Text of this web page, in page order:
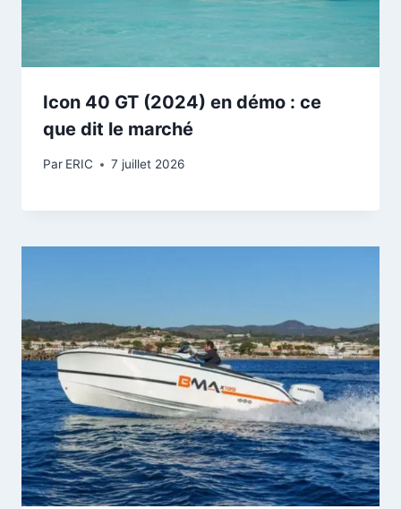
Icon 40 GT (2024) en démo : ce
que dit le marché
Par ERIC 7 juillet 2026